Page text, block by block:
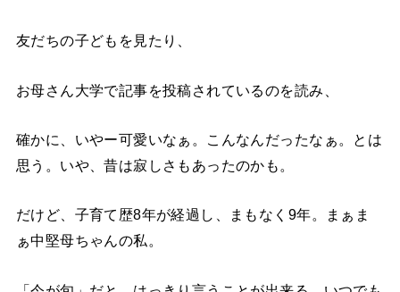
友だちの子どもを見たり、
お母さん大学で記事を投稿されているのを読み、
確かに、いやー可愛いなぁ。こんなんだったなぁ。とは
思う。いや、昔は寂しさもあったのかも。
だけど、子育て歴8年が経過し、まもなく9年。まぁま
ぁ中堅母ちゃんの私。